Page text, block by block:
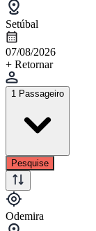
Setúbal
07/08/2026
+ Retornar
1 Passageiro
Pesquise
Odemira